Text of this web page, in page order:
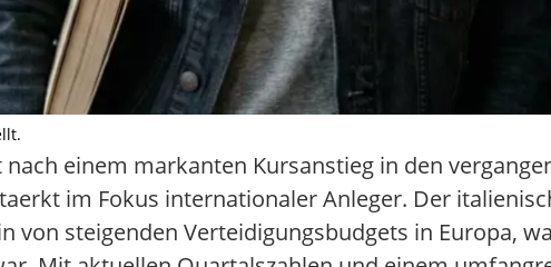
nach einem markanten Kursanstieg in den
im Fokus internationaler Anleger. Der
steigenden Verteidigungsbudgets in Europa,